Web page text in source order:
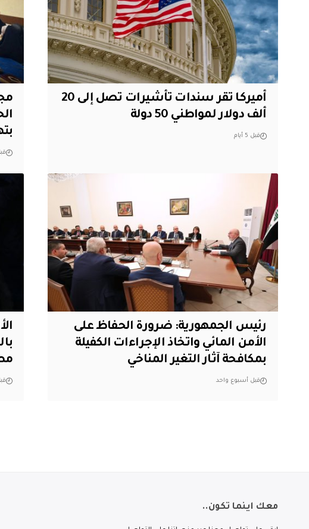
أميركا تقر سندات تأشيرات تصل إلى 20
ألف دولار لمواطني 50 دولة
قبل 5 أيام
قبل 7
رئيس الجمهورية: ضرورة الحفاظ على
الأمن المائي واتخاذ الإجراءات الكفيلة
بمكافحة آثار التغير المناخي
قبل أسبوع واحد
معك اينما تكون..